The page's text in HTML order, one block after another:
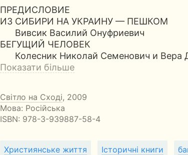
ПРЕДИСЛОВИЕ
ИЗ СИБИРИ НА УКРАИНУ — ПЕШКОМ
Вивсик Василий Онуфриевич
БЕГУЩИЙ ЧЕЛОВЕК
Колесник Николай Семенович и Вера
Показати більше
Світло на Сході, 2009
Мова: Російська
ISBN: 978-3-939887-58-4
Християнське життя Історичні книги